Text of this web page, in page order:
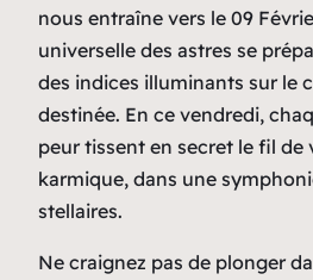
nous entraîne vers le 09
universelle des astres se
des indices illuminants sur le
destinée. En ce vendredi,
peur tissent en secret le fil de
karmique, dans une
stellaires.
Ne craignez pas de plonger